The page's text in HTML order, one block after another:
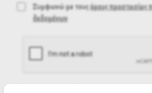
Συμφωνώ με τουςόρους προστασίας
δεδομένων